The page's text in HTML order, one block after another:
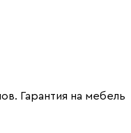
Гарантия на мебель